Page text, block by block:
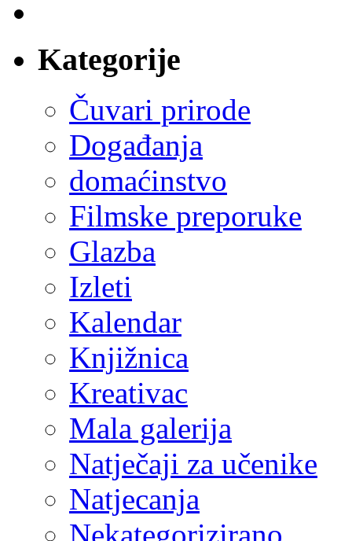
Kategorije
Čuvari prirode
Događanja
domaćinstvo
Filmske preporuke
Glazba
Izleti
Kalendar
Knjižnica
Kreativac
Mala galerija
Natječaji za učenike
Natjecanja